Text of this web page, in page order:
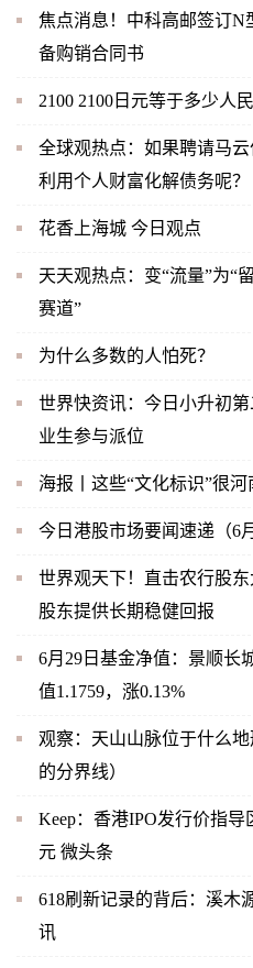
焦点消息！中科高邮签订N
备购销合同书
2100 2100日元等于多少人
全球观热点：如果聘请马
利用个人财富化解债务呢？
花香上海城 今日观点
天天观热点：变“流量”为“
赛道”
为什么多数的人怕死？
世界快资讯：今日小升初
业生参与派位
海报丨这些“文化标识”很
今日港股市场要闻速递（6
世界观天下！直击农行股
股东提供长期稳健回报
6月29日基金净值：景顺长
值1.1759，涨0.13%
观察：天山山脉位于什么
的分界线）
Keep：香港IPO发行价指导
元 微头条
618刷新记录的背后：溪木
讯